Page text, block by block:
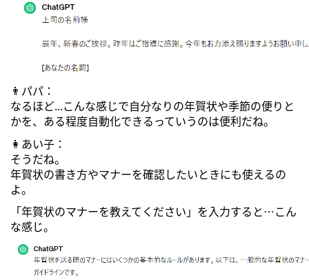
👨パパ：
なるほど...こんな感じで自分なりの年賀状や季節の便りと
かを、ある程度自動化できるっていうのは便利だね。
👩あい子：
そうだね。
年賀状の書き方やマナーを確認したいときにも使えるの
よ。
「年賀状のマナーを教えてください」を入力すると…こん
な感じ。